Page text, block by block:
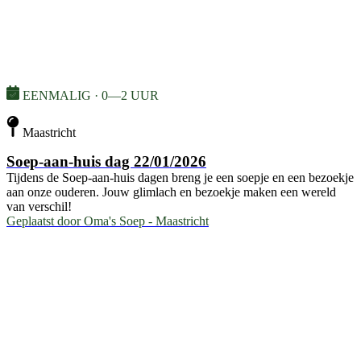
EENMALIG · 0—2 UUR
Maastricht
Soep-aan-huis dag 22/01/2026
Tijdens de Soep-aan-huis dagen breng je een soepje en een bezoekje
aan onze ouderen. Jouw glimlach en bezoekje maken een wereld
van verschil!
Geplaatst door Oma's Soep - Maastricht